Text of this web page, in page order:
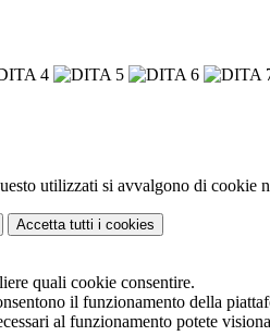
utilizzati si avvalgono di cookie
Accetta tutti i cookies
quali cookie consentire.
il funzionamento della
al funzionamento potete